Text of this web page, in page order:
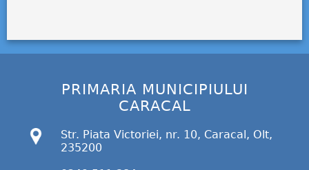
PRIMARIA MUNICIPIULUI
CARACAL
Str. Piata Victoriei, nr. 10, Caracal, Olt,
235200